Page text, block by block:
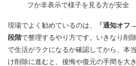
フか非表示で様子を見る方が安全
現場でよく勧めているのは、
「通知オ
段階で整理するやり方です。いきなり削
で生活がラクになるか確認してから、本
け削除に進むと、後悔や復元の手間を大